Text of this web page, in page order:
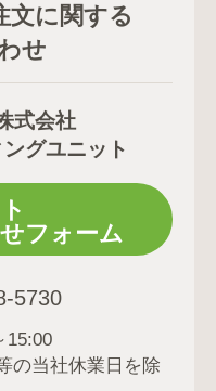
文に関する
せ
式会社
グユニット
フォーム
5730
15:00
の当社休業日を除